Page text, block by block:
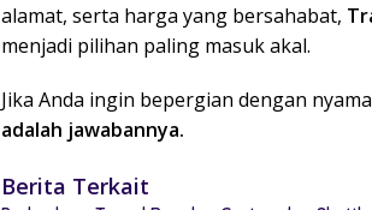
alamat, serta harga yang bersahabat,
menjadi pilihan paling masuk akal.
Jika Anda ingin bepergian dengan
adalah jawabannya.
Berita Terkait